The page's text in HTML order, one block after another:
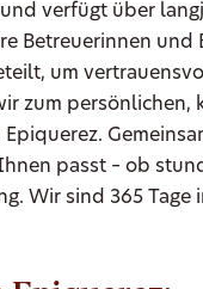
verfügt über
Betreuerinnen und
um
zum persönlichen,
passt – ob
Wir sind 365 Tage